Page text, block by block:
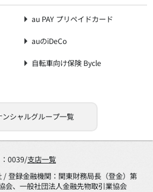
au PAY プリペイドカード
auのiDeCo
自転車向け保険 Bycle
シャルグループ一覧
0039/支店一覧
第
業協会、一般社団法人金融先物取引業協会